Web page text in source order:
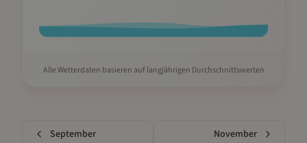
Alle Wetterdaten basieren auf langjährigen Durchschnittswerten
September November